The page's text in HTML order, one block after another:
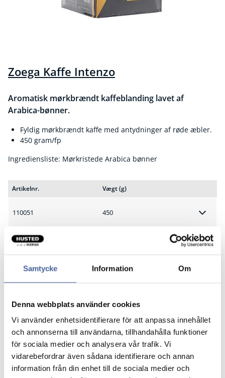
Samtycke Information Om
Denna webbplats använder cookies
Vi använder enhetsidentifierare för att anpassa innehållet
och annonserna till användarna, tillhandahålla funktioner
för sociala medier och analysera vår trafik. Vi
vidarebefordrar även sådana identifierare och annan
information från din enhet till de sociala medier och
Zoega Kaffe Intenzo
Aromatisk mørkbrændt kaffeblanding lavet af
Arabica-bønner.
Fyldig mørkbrændt kaffe med antydninger af røde æbler.
450 gram/fp
Ingrediensliste: Mørkristede Arabica bønner
Artikelnr. Vægt (g)
110051 450